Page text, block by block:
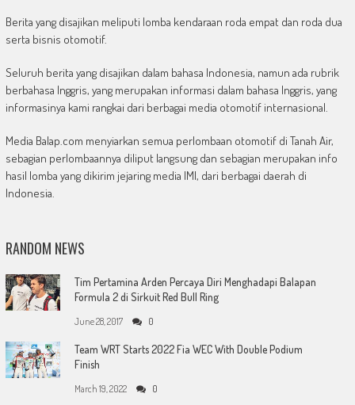
Berita yang disajikan meliputi lomba kendaraan roda empat dan roda dua
serta bisnis otomotif.
Seluruh berita yang disajikan dalam bahasa Indonesia, namun ada rubrik
berbahasa Inggris, yang merupakan informasi dalam bahasa Inggris, yang
informasinya kami rangkai dari berbagai media otomotif internasional.
Media Balap.com menyiarkan semua perlombaan otomotif di Tanah Air,
sebagian perlombaannya diliput langsung dan sebagian merupakan info
hasil lomba yang dikirim jejaring media IMI, dari berbagai daerah di
Indonesia.
RANDOM NEWS
Tim Pertamina Arden Percaya Diri Menghadapi Balapan
Formula 2 di Sirkuit Red Bull Ring
June 28, 2017 0
Team WRT Starts 2022 Fia WEC With Double Podium
Finish
March 19, 2022 0